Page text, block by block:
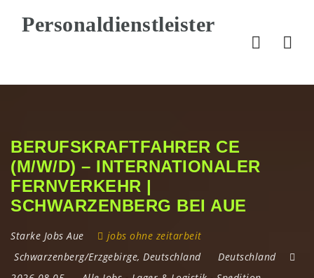
BERUFSKRAFTFAHRER CE
(M/W/D) – INTERNATIONALER
FERNVERKEHR |
SCHWARZENBERG BEI AUE
Starke Jobs Aue
jobs ohne zeitarbeit
Schwarzenberg/Erzgebirge, Deutschland
Deutschland